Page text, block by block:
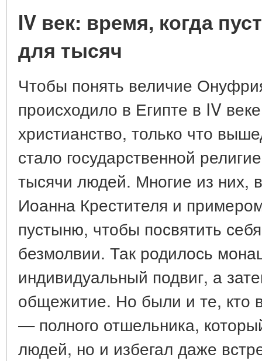
IV век: время, когда
для тысяч
Чтобы понять величие
происходило в Египте в IV
христианство, только что
стало государственной
тысячи людей. Многие из них,
Иоанна Крестителя и
пустыню, чтобы посвятить
безмолвии. Так родилось
индивидуальный подвиг, а
общежитие. Но были и те, кто
— полного отшельника,
людей, но и избегал даже